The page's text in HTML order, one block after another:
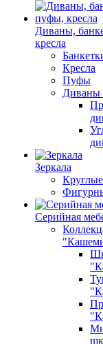
Диваны,
кресла
Кресла
Пуфы
Диваны
Зеркала
Круглые
Серийная